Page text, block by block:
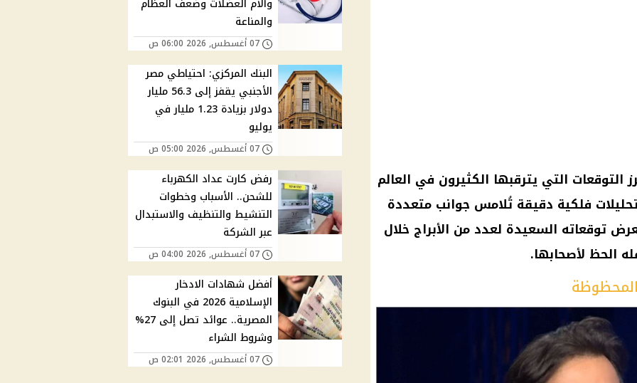
التي يترقبها الكثيرون في العالم
فلكية دقيقة تُلامس جوانب متعددة
توقعاته السعيدة لعدد من الأبراج خلال
الحظ لأصحابها.
وآلام العضلات وضعف العظام
والمناعة
07 أغسطس, 2026 06:00 ص
البنك المركزي: احتياطي مصر
الأجنبي يقفز إلى 56.3 مليار
دولار بزيادة 1.23 مليار في
يوليو
07 أغسطس, 2026 05:00 ص
رفض كارت عداد الكهرباء
للشحن.. الأسباب وخطوات
التنشيط والتنظيف والاستبدال
عبر الشركة
07 أغسطس, 2026 04:00 ص
أفضل شهادات الادخار
الإسلامية 2026 في البنوك
المصرية.. عوائد تصل إلى 27%
وشروط الشراء
07 أغسطس, 2026 02:01 ص